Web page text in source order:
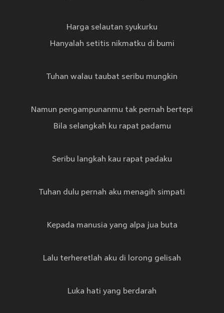
Harga selautan syukurku
Hanyalah setitis nikmatku di bumi
Tuhan walau taubat seribu mungkin
Namun pengampunanmu tak pernah bertepi
Bila selangkah ku rapat padamu
Seribu langkah kau rapat padaku
Tuhan dulu pernah aku menagih simpati
Kepada manusia yang alpa jua buta
Lalu terheretlah aku di lorong gelisah
Luka hati yang berdarah